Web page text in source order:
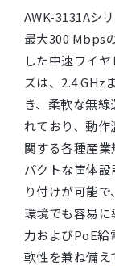
AWK-3131Aシ
最大300 Mbps
した中速ワイ
ズは、2.4 GHz
き、柔軟な無
れており、動
関する各種産
パクトな筐体
り付けが可能
環境でも容易
力およびPoE給
軟性を兼ね備え